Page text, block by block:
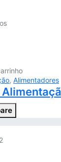
, Alimentadores